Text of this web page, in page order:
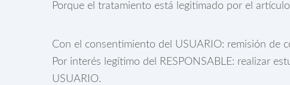
Porque el tratamiento está legitimado por el
Con el consentimiento del USUARIO: remisión de
Por interés legítimo del RESPONSABLE: realizar
USUARIO.